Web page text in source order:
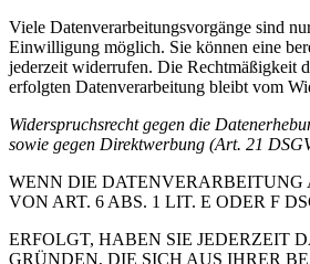
Viele Datenverarbeitungsvorgänge sind
Einwilligung möglich. Sie können eine
jederzeit widerrufen. Die Rechtmäßigkeit
erfolgten Datenverarbeitung bleibt vom
Widerspruchsrecht gegen die
sowie gegen Direktwerbung (Art. 21
WENN DIE DATENVERARBEITUNG
VON ART. 6 ABS. 1 LIT. E ODER F
ERFOLGT, HABEN SIE JEDERZEIT
GRÜNDEN, DIE SICH AUS IHRER